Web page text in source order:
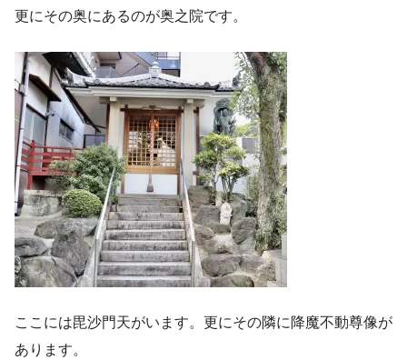
更にその奥にあるのが奥之院です。
ここには毘沙門天がいます。更にその隣に降魔不動尊像が
あります。